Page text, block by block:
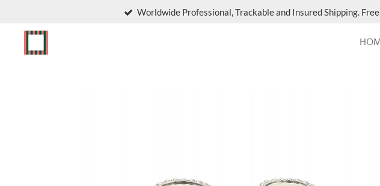
content
Worldwide Professional, Trackable and Insured Shipping.